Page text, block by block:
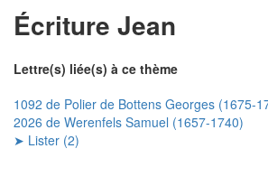
Écriture Jean
Lettre(s) liée(s) à ce thème
1092 de Polier de Bottens Georges (1675-
2026 de Werenfels Samuel (1657-1740)
➤ Lister (2)